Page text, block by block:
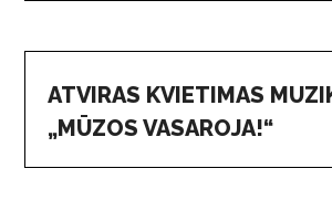
ATVIRAS KVIETIMAS
„MŪZOS VASAROJA!“